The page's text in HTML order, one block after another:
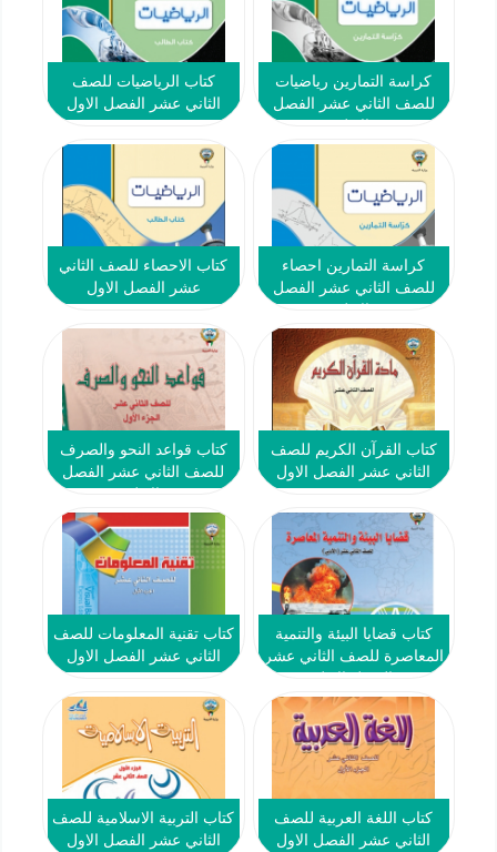
كراسة التمارين رياضيات
للصف الثاني عشر الفصل
كتاب الرياضيات للصف
الثاني عشر الفصل الاول
كراسة التمارين احصاء
للصف الثاني عشر الفصل
كتاب الاحصاء للصف الثاني
عشر الفصل الاول
كتاب القرآن الكريم للصف
الثاني عشر الفصل الاول
كتاب قواعد النحو والصرف
للصف الثاني عشر الفصل
كتاب قضايا البيئة والتنمية
المعاصرة للصف الثاني عشر
كتاب تقنية المعلومات للصف
الثاني عشر الفصل الاول
كتاب اللغة العربية للصف
الثاني عشر الفصل الاول
كتاب التربية الاسلامية للصف
الثاني عشر الفصل الاول